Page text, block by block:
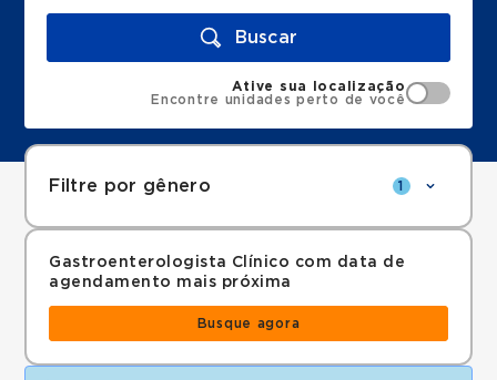
Buscar
Ative sua localização
Encontre unidades perto de você
Filtre por gênero 1
Gastroenterologista Clínico com data de
agendamento mais próxima
Busque agora